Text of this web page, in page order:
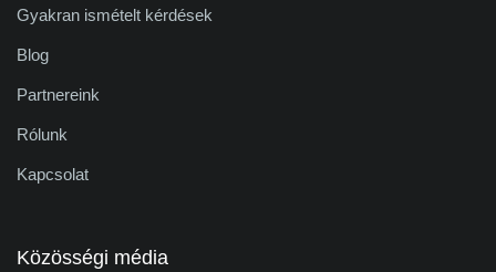
Gyakran ismételt kérdések
Blog
Partnereink
Rólunk
Kapcsolat
Közösségi média